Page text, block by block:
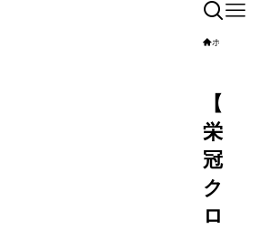
ホーム
【
栄
冠
ク
ロ